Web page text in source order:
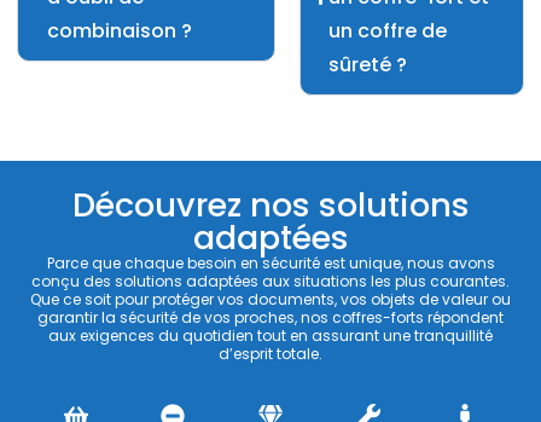
combinaison ?
un coffre de
sûreté ?
Découvrez nos solutions
adaptées
Parce que chaque besoin en sécurité est unique, nous avons
conçu des solutions adaptées aux situations les plus courantes.
Que ce soit pour protéger vos documents, vos objets de valeur ou
garantir la sécurité de vos proches, nos coffres-forts répondent
aux exigences du quotidien tout en assurant une tranquillité
d’esprit totale.